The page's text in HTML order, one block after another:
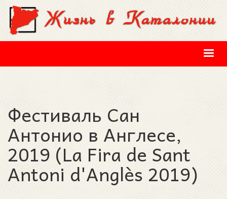
Перейти к основному содержанию
Фестиваль Сан
Антонио в Англесе,
2019 (La Fira de Sant
Antoni d'Anglès 2019)